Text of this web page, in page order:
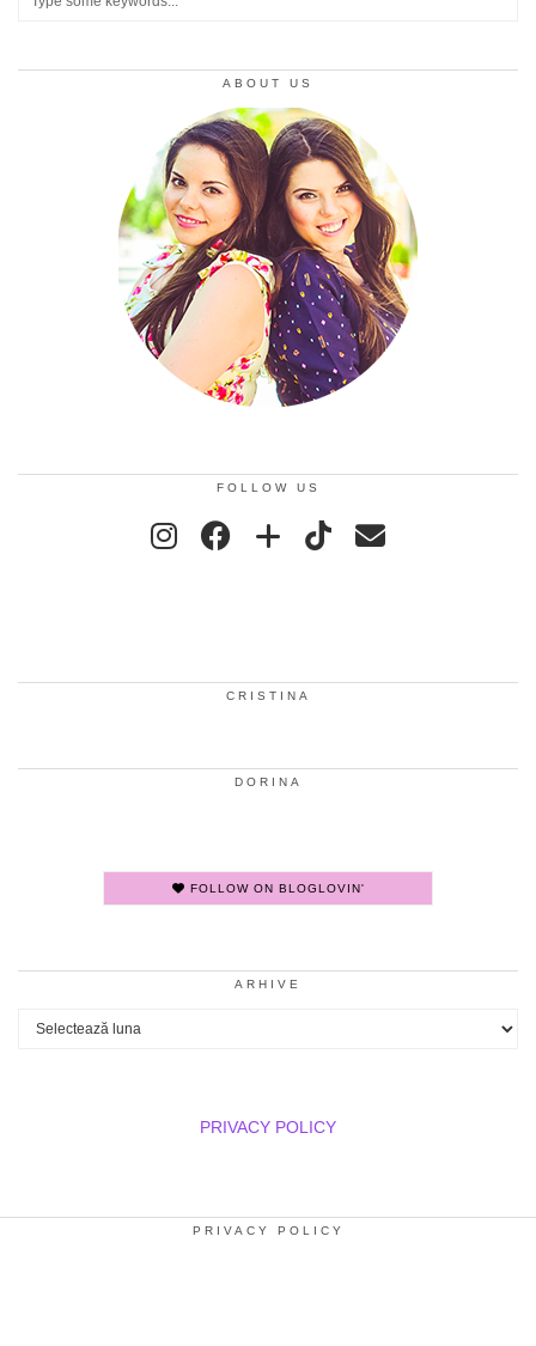
ABOUT US
FOLLOW US
CRISTINA
DORINA
FOLLOW ON BLOGLOVIN'
ARHIVE
Arhive
PRIVACY POLICY
PRIVACY POLICY